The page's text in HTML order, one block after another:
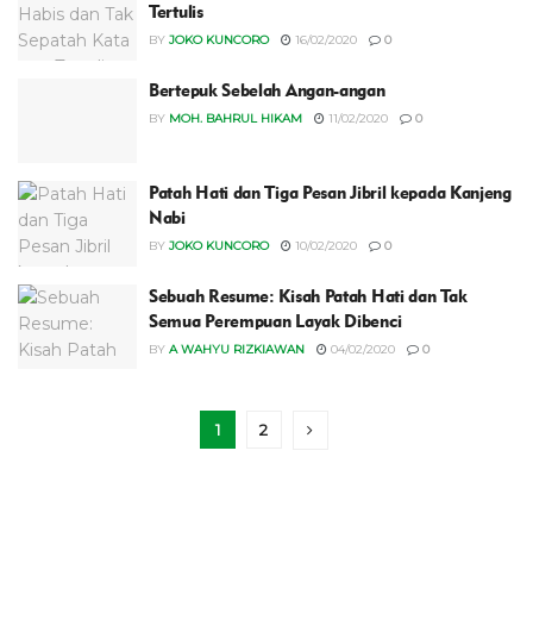
Tertulis
BY JOKO KUNCORO 16/02/2020 0
Bertepuk Sebelah Angan-angan
BY MOH. BAHRUL HIKAM 11/02/2020 0
Patah Hati dan Tiga Pesan Jibril kepada Kanjeng
Nabi
BY JOKO KUNCORO 10/02/2020 0
Sebuah Resume: Kisah Patah Hati dan Tak
Semua Perempuan Layak Dibenci
BY A WAHYU RIZKIAWAN 04/02/2020 0
1 2